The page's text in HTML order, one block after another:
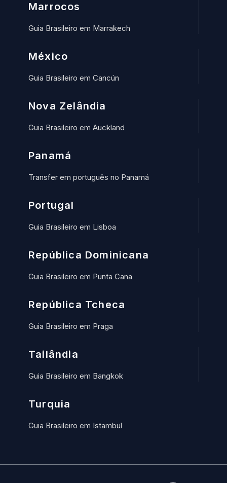
Marrocos
Guia Brasileiro em Marrakech
México
Guia Brasileiro em Cancún
Nova Zelândia
Guia Brasileiro em Auckland
Panamá
Transfer em português no Panamá
Portugal
Guia Brasileiro em Lisboa
República Dominicana
Guia Brasileiro em Punta Cana
República Tcheca
Guia Brasileiro em Praga
Tailândia
Guia Brasileiro em Bangkok
Turquia
Guia Brasileiro em Istambul